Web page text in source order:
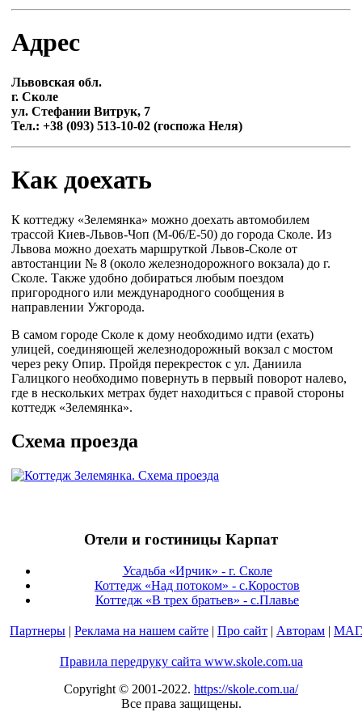
Адрес
Львовская обл.
г. Сколе
ул. Стефании Витрук, 7
Тел.: +38 (093) 513-10-02 (госпожа Неля)
Как доехать
К коттеджу «Зелемянка» можно доехать автомобилем
трассой Киев-Львов-Чоп (М-06/Е-50) до города Сколе. Из
Львова можно доехать маршруткой Львов-Сколе от
автостанции № 8 (около железнодорожного вокзала) до г.
Сколе. Также удобно добираться любым поездом
пригородного или международного сообщения в
направлении Ужгорода.
В самом городе Сколе к дому необходимо идти (ехать)
улицей, соединяющей железнодорожный вокзал с мостом
через реку Опир. Пройдя перекресток с ул. Даниила
Галицкого необходимо повернуть в первый поворот налево,
где в нескольких метрах будет находиться с правой стороны
коттедж «Зелемянка».
Схема проезда
Отели и гостиницы Карпат
Усадьба «Ирчик» - г. Сколе
Коттедж «Над потоком» - с.Коростов
Коттедж «В трех братьев» - с.Плавье
Партнеры | Реклама на нашем сайте | Про сайт | Авторам |
Правила передруку сайта www.skole.com.ua
Copyright © 2001-2022. https://skole.com.ua/
Все права защищены.